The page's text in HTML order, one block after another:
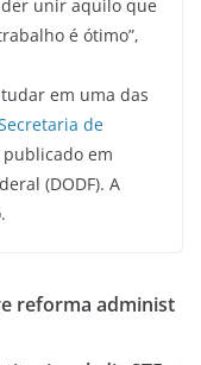
unir aquilo que
é ótimo”,
em uma das
de
em
(DODF). A
reforma administ